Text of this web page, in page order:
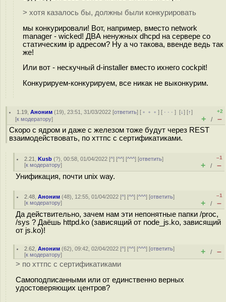
> хотя казалось бы, должны были конкурировать
мы конкурировали! Вот, например, вместо network
manager - wicked! ДВА ненужных dhcpd на сервере со
статическим ip адресом? Ну а чо такова, ввенде ведь так
же!
Или вот - нескучный d-installer вместо ихнего cockpit!
Конкурируем-конкурируем, все никак не выконкурим.
1.19 ,Аноним (19), 23:51, 31/03/2022 [ответить] [ ﹢﹢﹢] [ · · ·][↓] [↑]
[к модератору]
+2
+ / –
Скоро с ядром и даже с железом тоже будут через REST
взаимодействовать, по хттпс с сертификатиками.
2.21 ,Kusb (?), 00:58, 01/04/2022 [^] [^^] [^^^] [ответить]
[к модератору]
–1
+ / –
Унификация, почти unix way.
2.48 ,Аноним (48), 12:55, 01/04/2022 [^] [^^] [^^^] [ответить]
[к модератору]
–1
+ / –
Да действительно, зачем нам эти непонятные папки /proc,
/sys ? Даёшь httpd.ko (зависящий от node_js.ko, зависящий
от js.ko)!
2.62 ,Аноним (62), 09:42, 02/04/2022 [^] [^^] [^^^] [ответить]
[к модератору] + / –
> по хттпс с сертификатиками
Самоподписанными или от единственно верных
удостоверяющих центров?